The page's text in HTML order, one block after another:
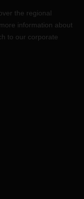
the regional
information about
to our corporate